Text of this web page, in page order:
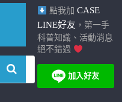
點我加 CASE
LINE好友 ，第一手
科普知識、活動消息
絕不錯過